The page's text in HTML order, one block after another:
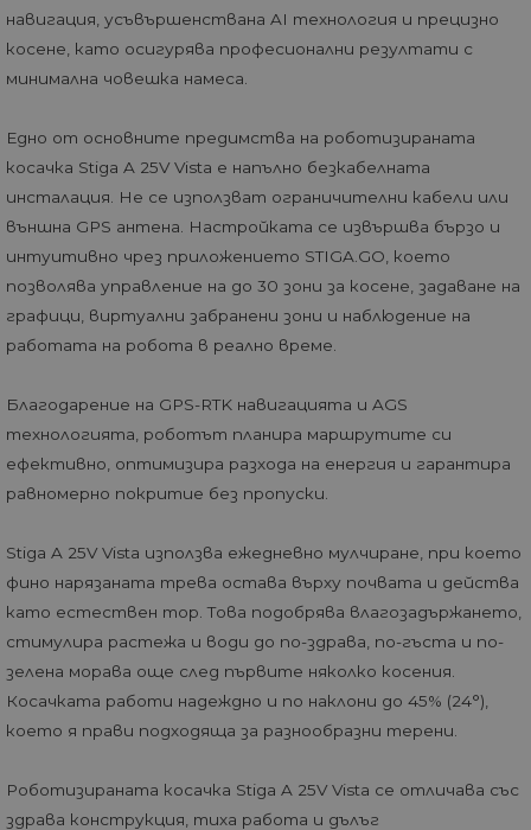
навигация, усъвършенствана AI технология и прецизно
косене, като осигурява професионални резултати с
минимална човешка намеса.
Едно от основните предимства на роботизираната
косачка Stiga A 25V Vista е напълно безкабелната
инсталация. Не се използват ограничителни кабели или
външна GPS антена. Настройката се извършва бързо и
интуитивно чрез приложението STIGA.GO, което
позволява управление на до 30 зони за косене, задаване на
графици, виртуални забранени зони и наблюдение на
работата на робота в реално време.
Благодарение на GPS-RTK навигацията и AGS
технологията, роботът планира маршрутите си
ефективно, оптимизира разхода на енергия и гарантира
равномерно покритие без пропуски.
Stiga A 25V Vista използва ежедневно мулчиране, при което
фино нарязаната трева остава върху почвата и действа
като естествен тор. Това подобрява влагозадържането,
стимулира растежа и води до по-здрава, по-гъста и по-
зелена морава още след първите няколко косения.
Косачката работи надеждно и по наклони до 45% (24°),
което я прави подходяща за разнообразни терени.
Роботизираната косачка Stiga A 25V Vista се отличава със
здрава конструкция, тиха работа и дълъг